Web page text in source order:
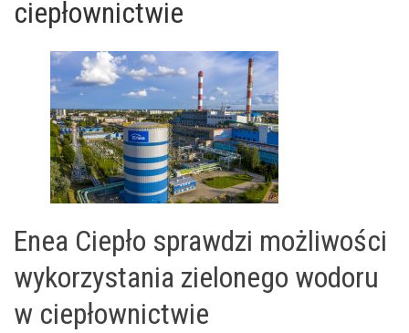
ciepłownictwie
Enea Ciepło sprawdzi możliwości
wykorzystania zielonego wodoru
w ciepłownictwie